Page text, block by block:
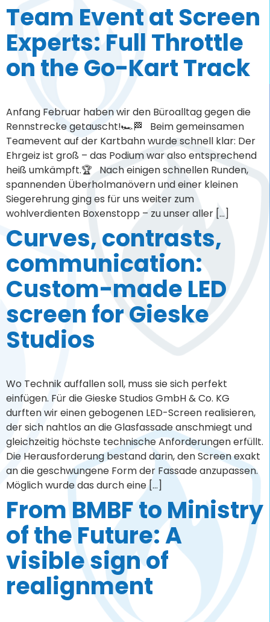
Team Event at Screen
Experts: Full Throttle
on the Go-Kart Track
Anfang Februar haben wir den Büroalltag gegen die
Rennstrecke getauscht!🏎️🏁 Beim gemeinsamen
Teamevent auf der Kartbahn wurde schnell klar: Der
Ehrgeiz ist groß – das Podium war also entsprechend
heiß umkämpft.🏆 Nach einigen schnellen Runden,
spannenden Überholmanövern und einer kleinen
Siegerehrung ging es für uns weiter zum
wohlverdienten Boxenstopp – zu unser aller […]
Curves, contrasts,
communication:
Custom-made LED
screen for Gieske
Studios
Wo Technik auffallen soll, muss sie sich perfekt
einfügen. Für die Gieske Studios GmbH & Co. KG
durften wir einen gebogenen LED-Screen realisieren,
der sich nahtlos an die Glasfassade anschmiegt und
gleichzeitig höchste technische Anforderungen erfüllt.
Die Herausforderung bestand darin, den Screen exakt
an die geschwungene Form der Fassade anzupassen.
Möglich wurde das durch eine […]
From BMBF to Ministry
of the Future: A
visible sign of
realignment